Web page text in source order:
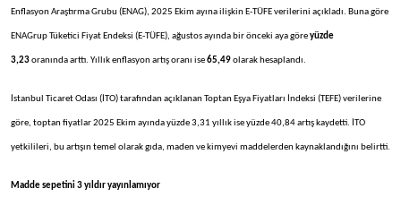
Enflasyon Araştırma Grubu (ENAG), 2025 Ekim ayına ilişkin E-TÜFE verilerini açıkladı. Buna göre
ENAGrup Tüketici Fiyat Endeksi (E-TÜFE), ağustos ayında bir önceki aya göreyüzde
3,23oranında arttı. Yıllık enflasyon artış oranı ise65,49olarak hesaplandı.
İstanbul Ticaret Odası (İTO) tarafından açıklanan Toptan Eşya Fiyatları İndeksi (TEFE) verilerine
göre, toptan fiyatlar 2025 Ekim ayında yüzde 3,31 yıllık ise yüzde 40,84 artış kaydetti. İTO
yetkilileri, bu artışın temel olarak gıda, maden ve kimyevi maddelerden kaynaklandığını belirtti.
Madde sepetini 3 yıldır yayınlamıyor